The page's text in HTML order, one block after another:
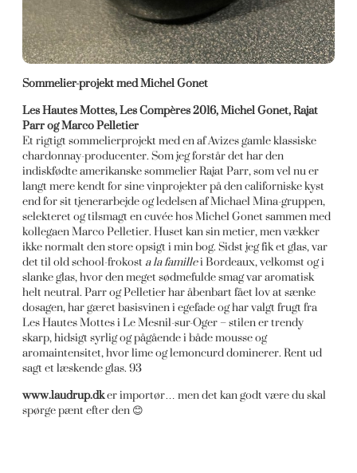
Sommelier-projekt med Michel Gonet
Les Hautes Mottes, Les Compères 2016, Michel Gonet, Rajat
Parr og Marco Pelletier
Et rigtigt sommelierprojekt med en af Avizes gamle klassiske
chardonnay-producenter. Som jeg forstår det har den
indiskfødte amerikanske sommelier Rajat Parr, som vel nu er
langt mere kendt for sine vinprojekter på den californiske kyst
end for sit tjenerarbejde og ledelsen af Michael Mina-gruppen,
selekteret og tilsmagt en cuvée hos Michel Gonet sammen med
kollegaen Marco Pelletier. Huset kan sin metier, men vækker
ikke normalt den store opsigt i min bog. Sidst jeg fik et glas, var
det til old school-frokost a la famillei Bordeaux, velkomst og i
slanke glas, hvor den meget sødmefulde smag var aromatisk
helt neutral. Parr og Pelletier har åbenbart fået lov at sænke
dosagen, har gæret basisvinen i egefade og har valgt frugt fra
Les Hautes Mottes i Le Mesnil-sur-Oger – stilen er trendy
skarp, hidsigt syrlig og pågående i både mousse og
aromaintensitet, hvor lime og lemoncurd dominerer. Rent ud
sagt et læskende glas. 93
www.laudrup.dker importør… men det kan godt være du skal
spørge pænt efter den 😊